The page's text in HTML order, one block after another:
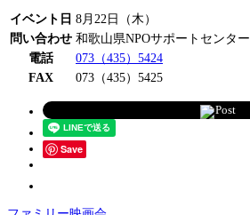
イベント日 8月22日（木）
問い合わせ 和歌山県NPOサポートセンター
電話
073（435）5424
FAX
073（435）5425
Post
Save